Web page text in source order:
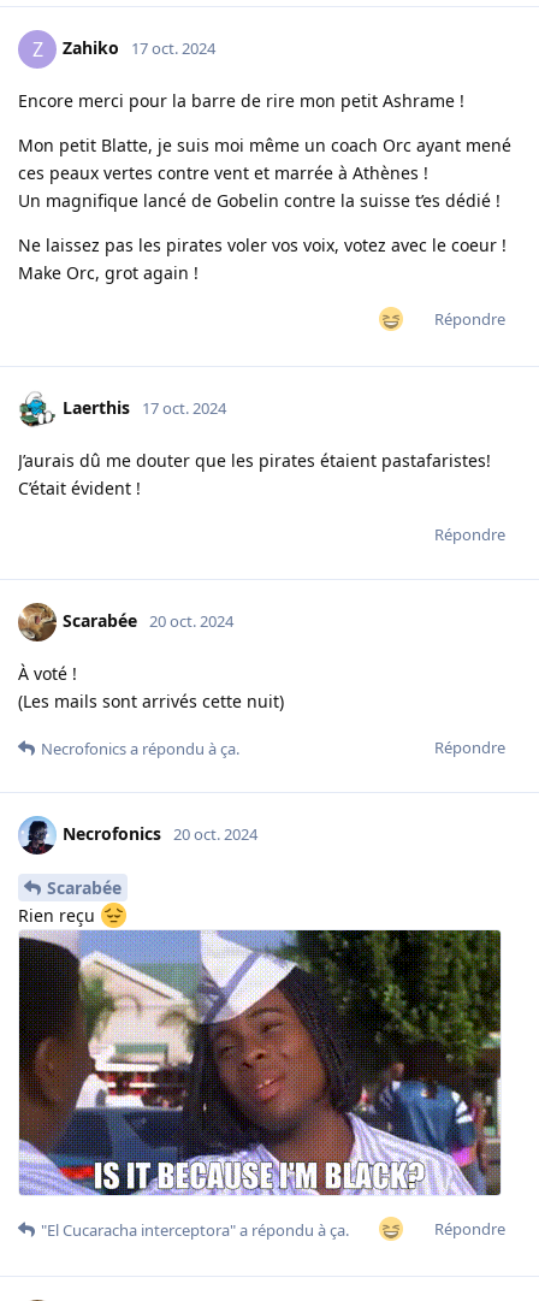
Z Zahiko 17 oct. 2024
Encore merci pour la barre de rire mon petit Ashrame !
Mon petit Blatte, je suis moi même un coach Orc ayant mené
ces peaux vertes contre vent et marrée à Athènes !
Un magnifique lancé de Gobelin contre la suisse t’es dédié !
Ne laissez pas les pirates voler vos voix, votez avec le coeur !
Make Orc, grot again !
Répondre
Laerthis 17 oct. 2024
J’aurais dû me douter que les pirates étaient pastafaristes!
C’était évident !
Répondre
Scarabée 20 oct. 2024
À voté !
(Les mails sont arrivés cette nuit)
Répondre
Necrofonicsa répondu à ça.
Necrofonics 20 oct. 2024
Scarabée
Rien reçu
Répondre
"El Cucaracha interceptora"a répondu à ça.